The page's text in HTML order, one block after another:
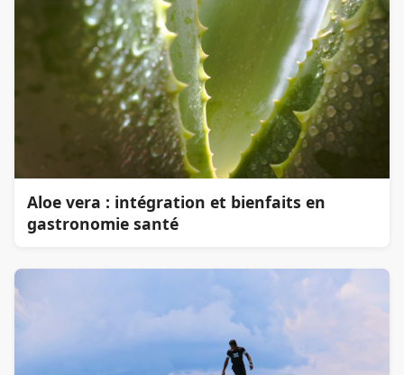
Aloe vera : intégration et bienfaits en
gastronomie santé